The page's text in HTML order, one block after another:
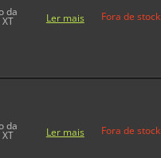
da Ler mais Fora de stock
da Ler mais Fora de stock